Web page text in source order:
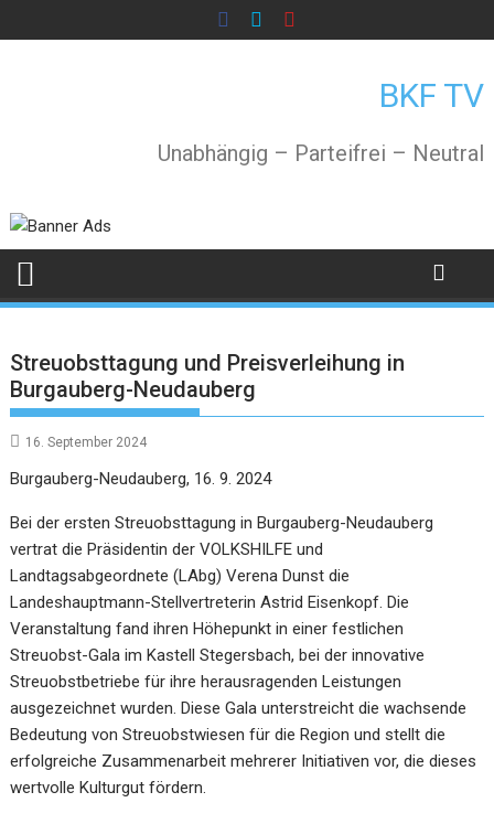
to
BKF TV
Unabhängig – Parteifrei – Neutral
Streuobsttagung und Preisverleihung in
Burgauberg-Neudauberg
16. September 2024
Burgauberg-Neudauberg, 16. 9. 2024
Bei der ersten Streuobsttagung in Burgauberg-Neudauberg
vertrat die Präsidentin der VOLKSHILFE und
Landtagsabgeordnete (LAbg) Verena Dunst die
Landeshauptmann-Stellvertreterin Astrid Eisenkopf. Die
Veranstaltung fand ihren Höhepunkt in einer festlichen
Streuobst-Gala im Kastell Stegersbach, bei der innovative
Streuobstbetriebe für ihre herausragenden Leistungen
ausgezeichnet wurden. Diese Gala unterstreicht die wachsende
Bedeutung von Streuobstwiesen für die Region und stellt die
erfolgreiche Zusammenarbeit mehrerer Initiativen vor, die dieses
wertvolle Kulturgut fördern.